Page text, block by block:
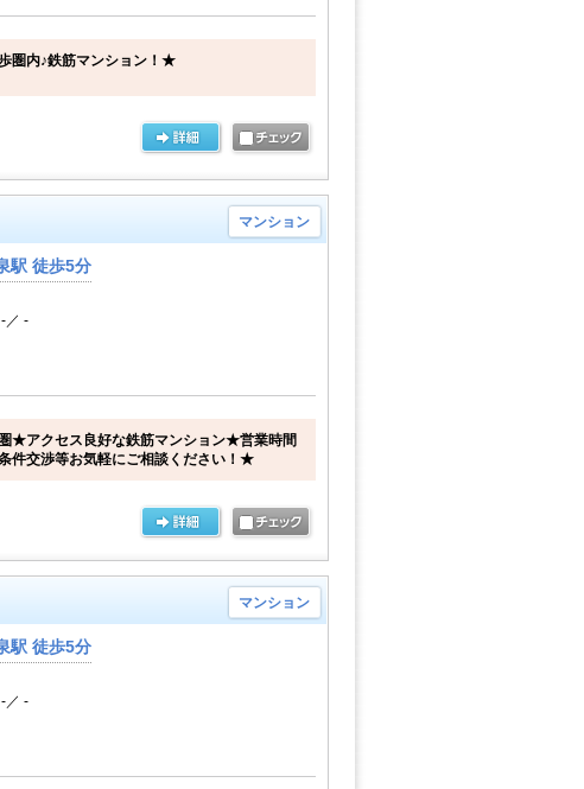
圏内♪鉄筋マンション！★
マンション
駅 徒歩5分
／ -
★アクセス良好な鉄筋マンション★営業時間
件交渉等お気軽にご相談ください！★
マンション
駅 徒歩5分
／ -